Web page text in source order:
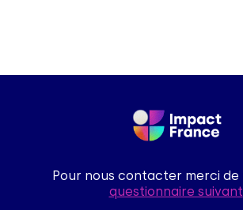
Pour nous contacter merci de
questionnaire suivant